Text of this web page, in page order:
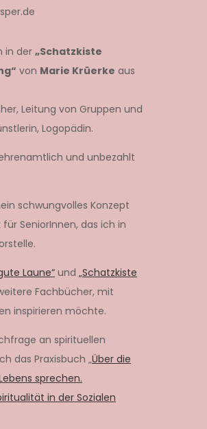
in der „Schatzkiste
von Marie Krüerke aus
Leitung von Gruppen und
Logopädin.
und unbezahlt
schwungvolles Konzept
SeniorInnen, das ich in
Laune“und „Schatzkiste
Fachbücher, mit
inspirieren möchte.
an spirituellen
das Praxisbuch „Über die
sprechen.
in der Sozialen